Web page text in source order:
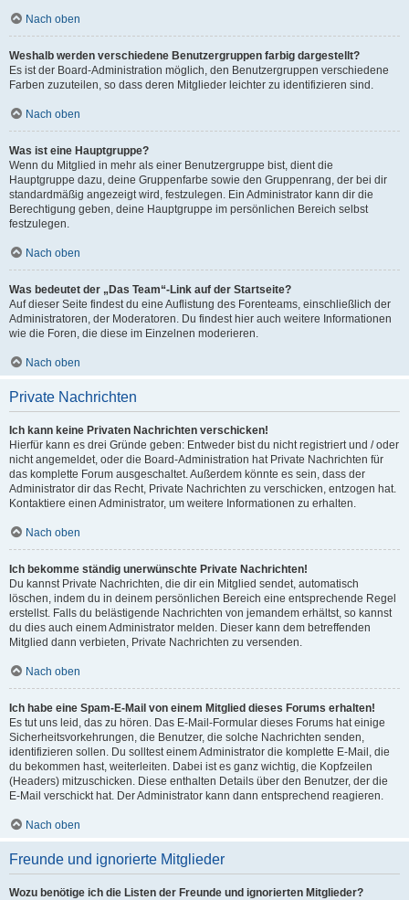
Nach oben
Weshalb werden verschiedene Benutzergruppen farbig dargestellt?
Es ist der Board-Administration möglich, den Benutzergruppen verschiedene
Farben zuzuteilen, so dass deren Mitglieder leichter zu identifizieren sind.
Nach oben
Was ist eine Hauptgruppe?
Wenn du Mitglied in mehr als einer Benutzergruppe bist, dient die
Hauptgruppe dazu, deine Gruppenfarbe sowie den Gruppenrang, der bei dir
standardmäßig angezeigt wird, festzulegen. Ein Administrator kann dir die
Berechtigung geben, deine Hauptgruppe im persönlichen Bereich selbst
festzulegen.
Nach oben
Was bedeutet der „Das Team“-Link auf der Startseite?
Auf dieser Seite findest du eine Auflistung des Forenteams, einschließlich der
Administratoren, der Moderatoren. Du findest hier auch weitere Informationen
wie die Foren, die diese im Einzelnen moderieren.
Nach oben
Private Nachrichten
Ich kann keine Privaten Nachrichten verschicken!
Hierfür kann es drei Gründe geben: Entweder bist du nicht registriert und / oder
nicht angemeldet, oder die Board-Administration hat Private Nachrichten für
das komplette Forum ausgeschaltet. Außerdem könnte es sein, dass der
Administrator dir das Recht, Private Nachrichten zu verschicken, entzogen hat.
Kontaktiere einen Administrator, um weitere Informationen zu erhalten.
Nach oben
Ich bekomme ständig unerwünschte Private Nachrichten!
Du kannst Private Nachrichten, die dir ein Mitglied sendet, automatisch
löschen, indem du in deinem persönlichen Bereich eine entsprechende Regel
erstellst. Falls du belästigende Nachrichten von jemandem erhältst, so kannst
du dies auch einem Administrator melden. Dieser kann dem betreffenden
Mitglied dann verbieten, Private Nachrichten zu versenden.
Nach oben
Ich habe eine Spam-E-Mail von einem Mitglied dieses Forums erhalten!
Es tut uns leid, das zu hören. Das E-Mail-Formular dieses Forums hat einige
Sicherheitsvorkehrungen, die Benutzer, die solche Nachrichten senden,
identifizieren sollen. Du solltest einem Administrator die komplette E-Mail, die
du bekommen hast, weiterleiten. Dabei ist es ganz wichtig, die Kopfzeilen
(Headers) mitzuschicken. Diese enthalten Details über den Benutzer, der die
E-Mail verschickt hat. Der Administrator kann dann entsprechend reagieren.
Nach oben
Freunde und ignorierte Mitglieder
Wozu benötige ich die Listen der Freunde und ignorierten Mitglieder?